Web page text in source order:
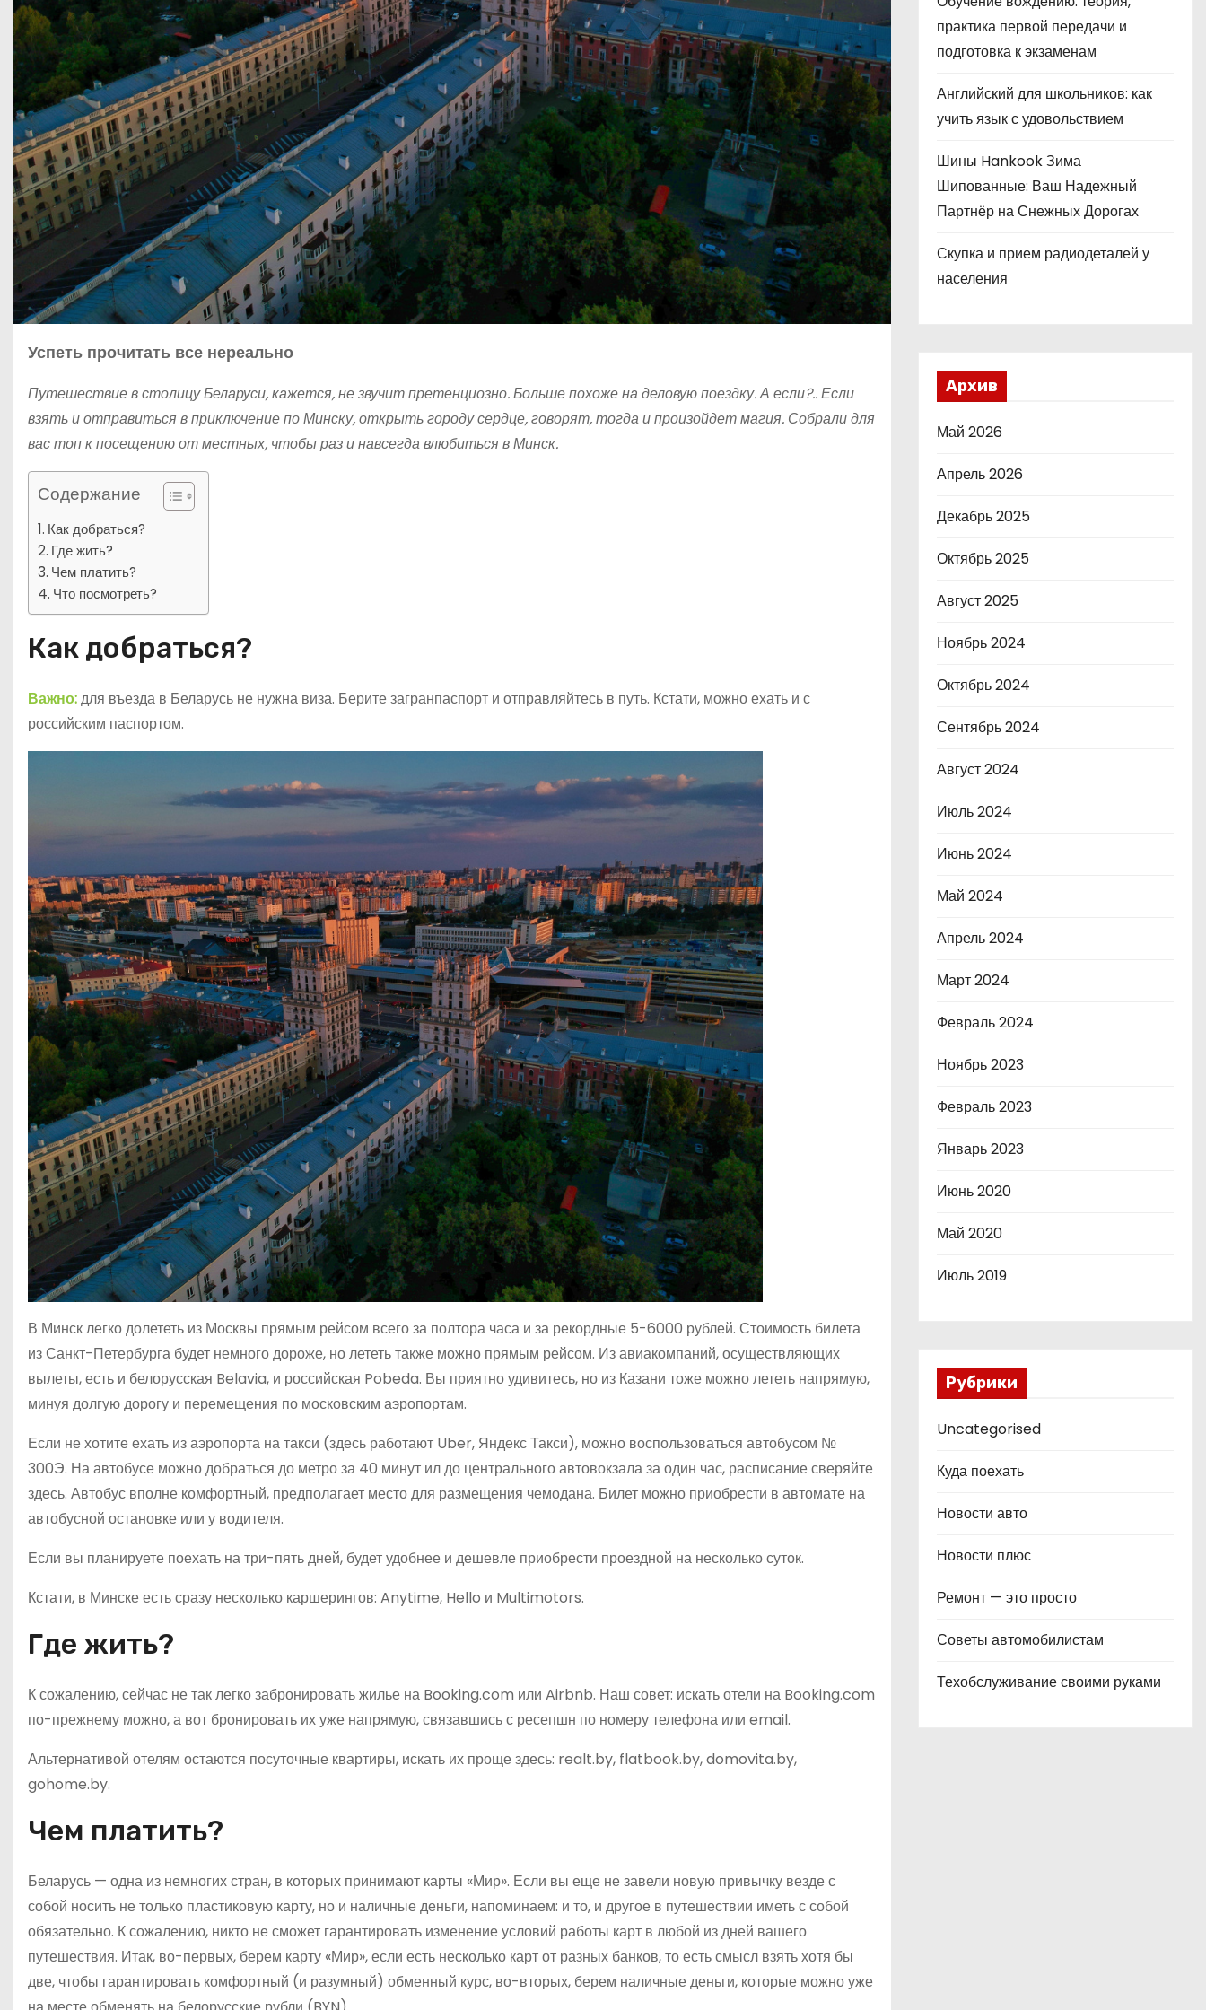
Успеть прочитать все нереально
Путешествие в столицу Беларуси, кажется, не звучит претенциозно. Больше похоже на деловую поездку. А если?.. Если
взять и отправиться в приключение по Минску, открыть городу сердце, говорят, тогда и произойдет магия. Собрали для
вас топ к посещению от местных, чтобы раз и навсегда влюбиться в Минск.
Содержание
Как добраться?
Где жить?
Чем платить?
Что посмотреть?
Как добраться?
Важно:для въезда в Беларусь не нужна виза. Берите загранпаспорт и отправляйтесь в путь. Кстати, можно ехать и с
российским паспортом.
В Минск легко долететь из Москвы прямым рейсом всего за полтора часа и за рекордные 5-6000 рублей. Стоимость билета
из Санкт-Петербурга будет немного дороже, но лететь также можно прямым рейсом. Из авиакомпаний, осуществляющих
вылеты, есть и белорусская Belavia, и российская Pobeda. Вы приятно удивитесь, но из Казани тоже можно лететь напрямую,
минуя долгую дорогу и перемещения по московским аэропортам.
Если не хотите ехать из аэропорта на такси (здесь работают Uber, Яндекс Такси), можно воспользоваться автобусом №
300Э. На автобусе можно добраться до метро за 40 минут ил до центрального автовокзала за один час, расписание сверяйте
здесь. Автобус вполне комфортный, предполагает место для размещения чемодана. Билет можно приобрести в автомате на
автобусной остановке или у водителя.
Если вы планируете поехать на три-пять дней, будет удобнее и дешевле приобрести проездной на несколько суток.
Кстати, в Минске есть сразу несколько каршерингов: Anytime, Hello и Multimotors.
Где жить?
К сожалению, сейчас не так легко забронировать жилье на Booking.com или Airbnb. Наш совет: искать отели на Booking.com
по-прежнему можно, а вот бронировать их уже напрямую, связавшись с ресепшн по номеру телефона или email.
Альтернативой отелям остаются посуточные квартиры, искать их проще здесь: realt.by, flatbook.by, domovita.by,
gohome.by.
Чем платить?
Беларусь — одна из немногих стран, в которых принимают карты «Мир». Если вы еще не завели новую привычку везде с
собой носить не только пластиковую карту, но и наличные деньги, напоминаем: и то, и другое в путешествии иметь с собой
обязательно. К сожалению, никто не сможет гарантировать изменение условий работы карт в любой из дней вашего
путешествия. Итак, во-первых, берем карту «Мир», если есть несколько карт от разных банков, то есть смысл взять хотя бы
две, чтобы гарантировать комфортный (и разумный) обменный курс, во-вторых, берем наличные деньги, которые можно уже
практика первой передачи и
подготовка к экзаменам
Английский для школьников: как
учить язык с удовольствием
Шины Hankook Зима
Шипованные: Ваш Надежный
Партнёр на Снежных Дорогах
Скупка и прием радиодеталей у
населения
Архив
Май 2026
Апрель 2026
Декабрь 2025
Октябрь 2025
Август 2025
Ноябрь 2024
Октябрь 2024
Сентябрь 2024
Август 2024
Июль 2024
Июнь 2024
Май 2024
Апрель 2024
Март 2024
Февраль 2024
Ноябрь 2023
Февраль 2023
Январь 2023
Июнь 2020
Май 2020
Июль 2019
Рубрики
Uncategorised
Куда поехать
Новости авто
Новости плюс
Ремонт — это просто
Советы автомобилистам
Техобслуживание своими руками